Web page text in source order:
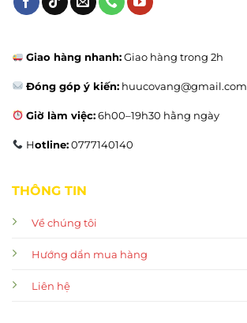
Giao hàng nhanh:Giao hàng trong 2h
Đóng góp ý kiến: huucovang@gmail.com
Giờ làm việc:6h00–19h30 hằng ngày
Hotline:0777140140
THÔNG TIN
Về chúng tôi
Hướng dẩn mua hàng
Liên hệ